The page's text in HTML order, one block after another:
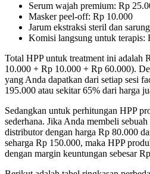
Serum wajah premium: Rp
Masker peel-off: Rp 10.000
Jarum ekstraksi steril dan
Komisi langsung untuk terapis:
Total HPP untuk treatment ini adalah
10.000 + Rp 10.000 + Rp 60.000).
yang Anda dapatkan dari setiap sesi
195.000 atau sekitar 65% dari harga
Sedangkan untuk perhitungan HPP
sederhana. Jika Anda membeli
distributor dengan harga Rp 80.000
seharga Rp 150.000, maka HPP
dengan margin keuntungan sebesar